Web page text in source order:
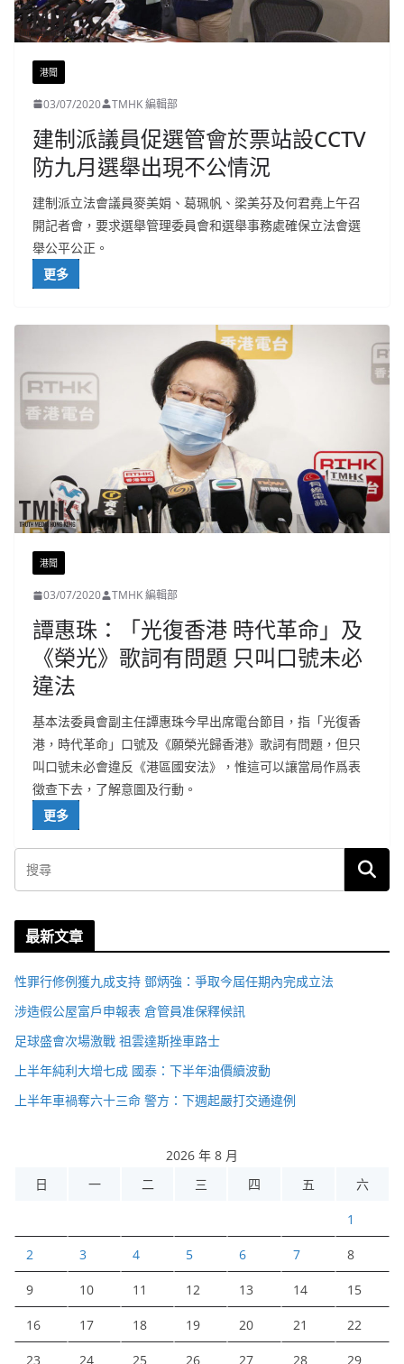
港聞
03/07/2020 TMHK 編輯部
建制派議員促選管會於票站設CCTV
防九月選舉出現不公情況
建制派立法會議員麥美娟、葛珮帆、梁美芬及何君堯上午召
開記者會，要求選舉管理委員會和選舉事務處確保立法會選
舉公平公正。
更多
港聞
03/07/2020 TMHK 編輯部
譚惠珠：「光復香港 時代革命」及
《榮光》歌詞有問題 只叫口號未必
違法
基本法委員會副主任譚惠珠今早出席電台節目，指「光復香
港，時代革命」口號及《願榮光歸香港》歌詞有問題，但只
叫口號未必會違反《港區國安法》，惟這可以讓當局作爲表
徵查下去，了解意圖及行動。
更多
最新文章
性罪行修例獲九成支持 鄧炳強：爭取今屆任期內完成立法
涉造假公屋富戶申報表 倉管員准保釋候訊
足球盛會次場激戰 祖雲達斯挫車路士
上半年純利大增七成 國泰：下半年油價續波動
上半年車禍奪六十三命 警方：下週起嚴打交通違例
2026 年 8 月
日
一 二 三 四 五 六
1
2 3 4 5 6 7 8
9 10 11 12 13 14 15
16 17 18 19 20 21 22
23 24 25 26 27 28 29